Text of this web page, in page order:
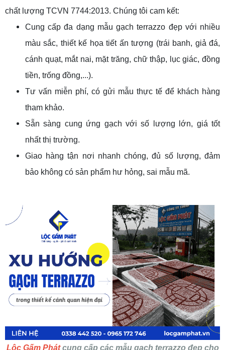
chất lượng TCVN 7744:2013. Chúng tôi cam kết:
Cung cấp đa dạng mẫu gạch terrazzo đẹp với nhiều
màu sắc, thiết kế họa tiết ấn tượng (trái banh, giả đá,
cánh quạt, mắt nai, mặt trăng, chữ thập, lục giác, đồng
tiền, trống đồng,...).
Tư vấn miễn phí, có gửi mẫu thực tế để khách hàng
tham khảo.
Sẵn sàng cung ứng gạch với số lượng lớn, giá tốt
nhất thị trường.
Giao hàng tận nơi nhanh chóng, đủ số lượng, đảm
bảo không có sản phẩm hư hỏng, sai mẫu mã.
Lộc Gấm Phátcung cấp các mẫu gạch terrazzo đẹp cho